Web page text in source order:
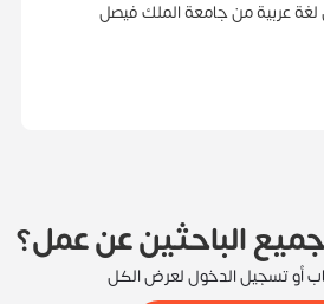
لغة عربيةمنجامعة الملك فيصل
الباحثين عن عمل؟
أو تسجيل الدخول لعرض الكل